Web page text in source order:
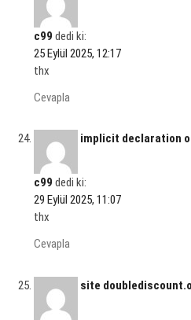
c99 dedi ki:
25 Eylül 2025, 12:17
thx
Cevapla
implicit declaration
c99 dedi ki:
29 Eylül 2025, 11:07
thx
Cevapla
site